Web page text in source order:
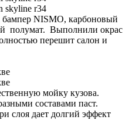
skyline r34
NISMO, карбоновый
полумат. Выполнили окрас
перешит салон и
мойку кузова.
составами паст.
слоя дает долгий эффект